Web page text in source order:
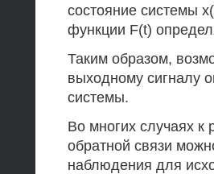
состояние системы
функции F(t)
Таким образом,
выходному сигналу
системы.
Во многих случаях к
обратной связи
наблюдения для